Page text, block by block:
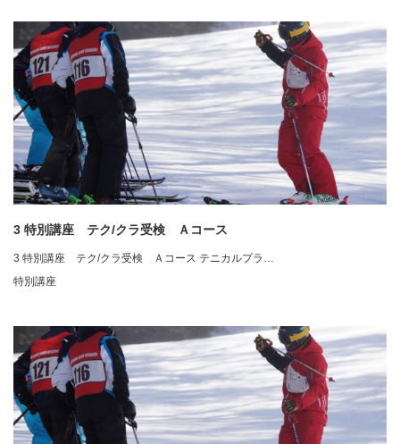
3 特別講座 テク/クラ受検 Ａコース
3 特別講座 テク/クラ受検 Ａコース テニカルプラ…
特別講座